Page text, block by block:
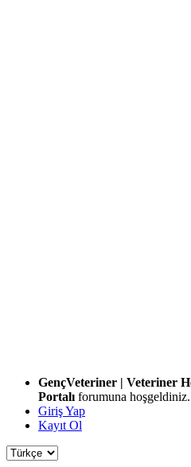
GençVeteriner | Veteriner
Portalı forumuna hoşgeldiniz.
Giriş Yap
Kayıt Ol